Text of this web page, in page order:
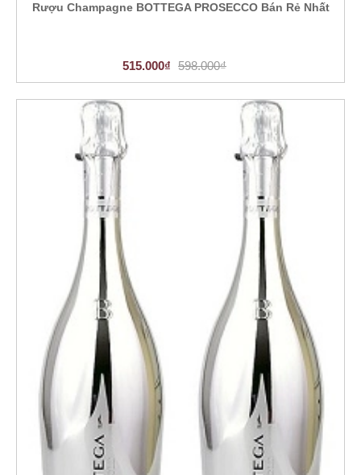
Rượu Champagne BOTTEGA PROSECCO Bán Rẻ Nhất
515.000₫ 598.000₫